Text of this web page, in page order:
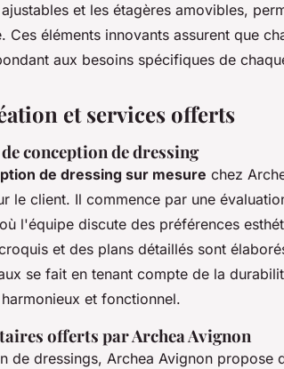
et les étagères amovibles,
Ces éléments innovants assurent que
aux besoins spécifiques de
et services offerts
conception de dressing
de dressing sur mesure chez
le client. Il commence par une
l'équipe discute des préférences
et des plans détaillés sont
se fait en tenant compte de la
et fonctionnel.
offerts par Archea Avignon
de dressings, Archea Avignon propose